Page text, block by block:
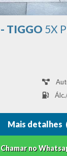
TIGGO 5X
Mais detalhes
Chamar no